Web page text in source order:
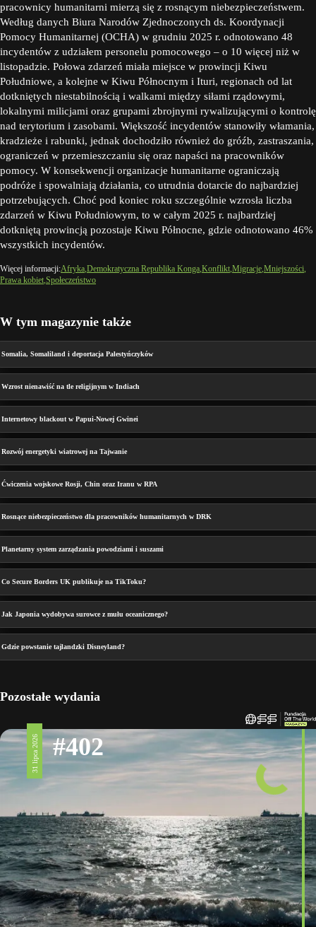
pracownicy humanitarni mierzą się z rosnącym niebezpieczeństwem.
Według danych Biura Narodów Zjednoczonych ds. Koordynacji
Pomocy Humanitarnej (OCHA) w grudniu 2025 r. odnotowano 48
incydentów z udziałem personelu pomocowego – o 10 więcej niż w
listopadzie. Połowa zdarzeń miała miejsce w prowincji Kiwu
Południowe, a kolejne w Kiwu Północnym i Ituri, regionach od lat
dotkniętych niestabilnością i walkami między siłami rządowymi,
lokalnymi milicjami oraz grupami zbrojnymi rywalizującymi o kontrolę
nad terytorium i zasobami. Większość incydentów stanowiły włamania,
kradzieże i rabunki, jednak dochodziło również do gróźb, zastraszania,
ograniczeń w przemieszczaniu się oraz napaści na pracowników
pomocy. W konsekwencji organizacje humanitarne ograniczają
podróże i spowalniają działania, co utrudnia dotarcie do najbardziej
potrzebujących. Choć pod koniec roku szczególnie wzrosła liczba
zdarzeń w Kiwu Południowym, to w całym 2025 r. najbardziej
dotkniętą prowincją pozostaje Kiwu Północne, gdzie odnotowano 46%
wszystkich incydentów.
Więcej informacji:Afryka Demokratyczna Republika Konga Konflikt Migracje Mniejszości
Prawa kobiet Społeczeństwo
W tym magazynie także
Somalia, Somaliland i deportacja Palestyńczyków
Wzrost nienawiść na tle religijnym w Indiach
Internetowy blackout w Papui-Nowej Gwinei
Rozwój energetyki wiatrowej na Tajwanie
Ćwiczenia wojskowe Rosji, Chin oraz Iranu w RPA
Rosnące niebezpieczeństwo dla pracowników humanitarnych w DRK
Planetarny system zarządzania powodziami i suszami
Co Secure Borders UK publikuje na TikToku?
Jak Japonia wydobywa surowce z mułu oceanicznego?
Gdzie powstanie tajlandzki Disneyland?
Pozostałe wydania
31 lipca 2026 #402